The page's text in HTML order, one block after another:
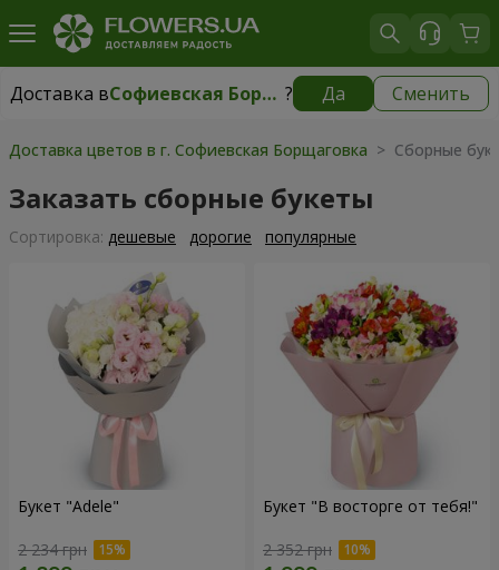
Доставка в Софиевская Борщаговка ? Да Сменить
Доставка вСофиевская Борщаговка|бесплатно
Доставка цветов в г. Софиевская Борщаговка > Сборные
Заказать сборные букеты
Cортировка: дешевые дорогие популярные
Букет "Adele"
2 234 грн
Букет "В восторге от тебя!"
2 352 грн